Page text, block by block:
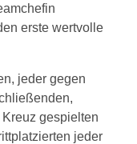
erste wertvolle
jeder gegen
gespielten
jeder